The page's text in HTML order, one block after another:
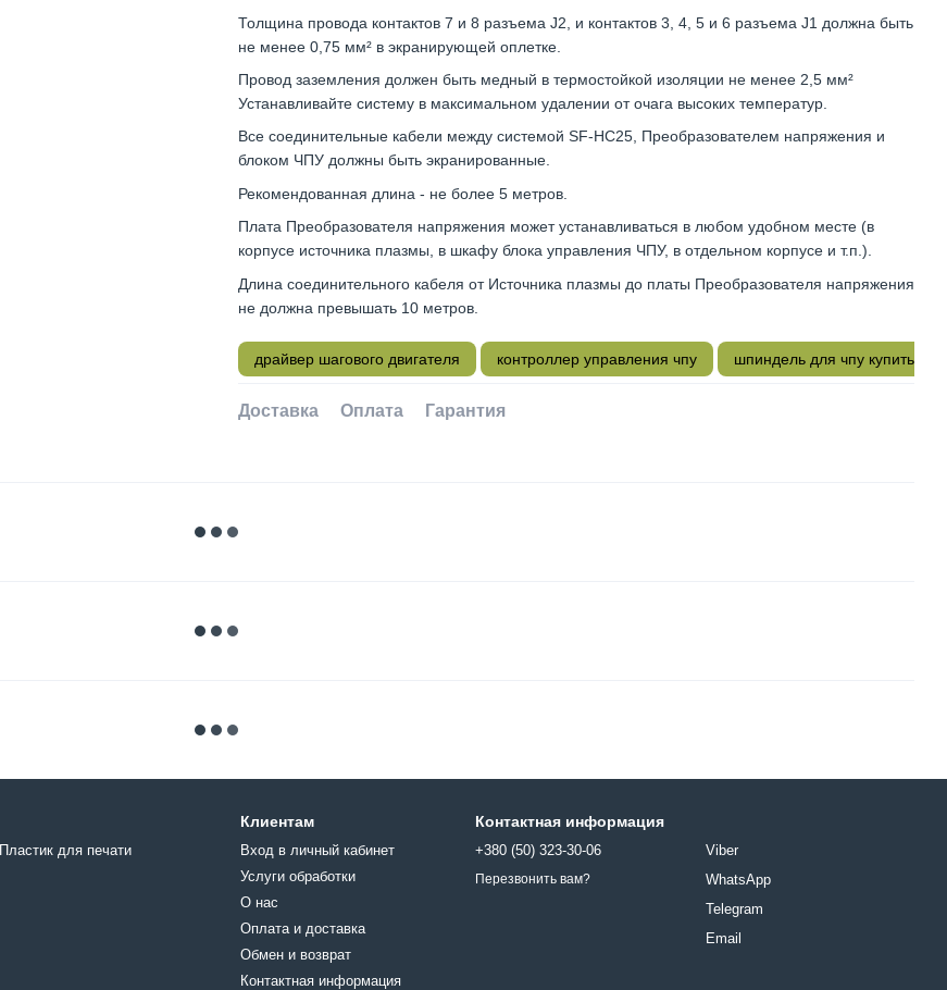
Толщина провода контактов 7 и 8 разъема J2, и контактов 3, 4, 5 и 6 разъема J1 должна быть
не менее 0,75 мм² в экранирующей оплетке.
Провод заземления должен быть медный в термостойкой изоляции не менее 2,5 мм²
Устанавливайте систему в максимальном удалении от очага высоких температур.
Все соединительные кабели между системой SF-HC25, Преобразователем напряжения и
блоком ЧПУ должны быть экранированные.
Рекомендованная длина - не более 5 метров.
Плата Преобразователя напряжения может устанавливаться в любом удобном месте (в
корпусе источника плазмы, в шкафу блока управления ЧПУ, в отдельном корпусе и т.п.).
Длина соединительного кабеля от Источника плазмы до платы Преобразователя напряжения
не должна превышать 10 метров.
драйвер шагового двигателя контроллер управления чпу шпиндель для чпу купить
Доставка Оплата Гарантия
Пластик для печати
Клиентам
Вход в личный кабинет
Услуги обработки
О нас
Оплата и доставка
Обмен и возврат
Контактная информация
Контактная информация
+380 (50) 323-30-06
Перезвонить вам?
Viber
WhatsApp
Telegram
Email